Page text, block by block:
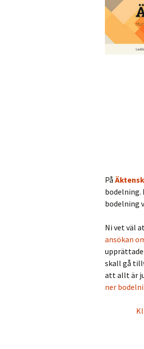
På
bodelning.
bodelning
Ni vet väl
ansökan
skall gå
att allt är
ner